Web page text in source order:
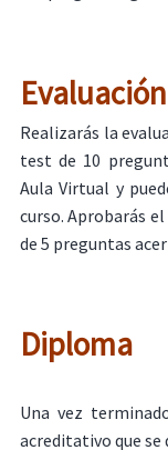
Evaluación
Realizarás la
test de 10
Aula Virtual y
curso. Aprobarás
de 5 preguntas
Diploma
Una vez
acreditativo que se